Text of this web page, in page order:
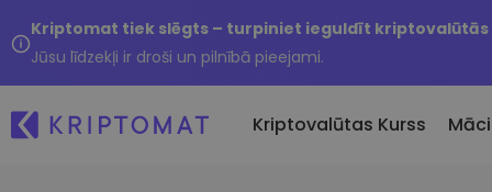
Kriptomat tiek slēgts – turpiniet ieguldīt kriptovalūtās
Jūsu līdzekļi ir droši un pilnībā pieejami.
Kriptovalūtas Kurss